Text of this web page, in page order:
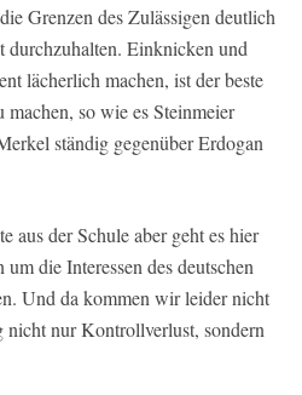
Grenzen des Zulässigen deutlich
durchzuhalten. Einknicken und
lächerlich machen, ist der beste
so wie es Steinmeier
ständig gegenüber Erdogan
aus der Schule aber geht es hier
die Interessen des deutschen
Und da kommen wir leider nicht
nicht nur Kontrollverlust, sondern